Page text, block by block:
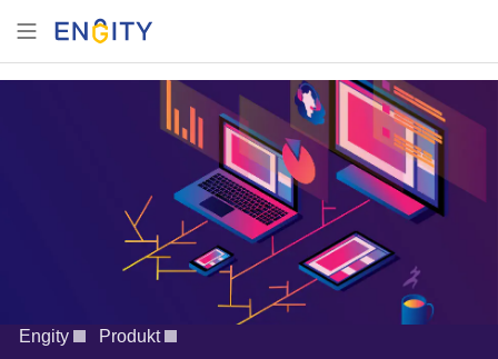
Engity Produkt